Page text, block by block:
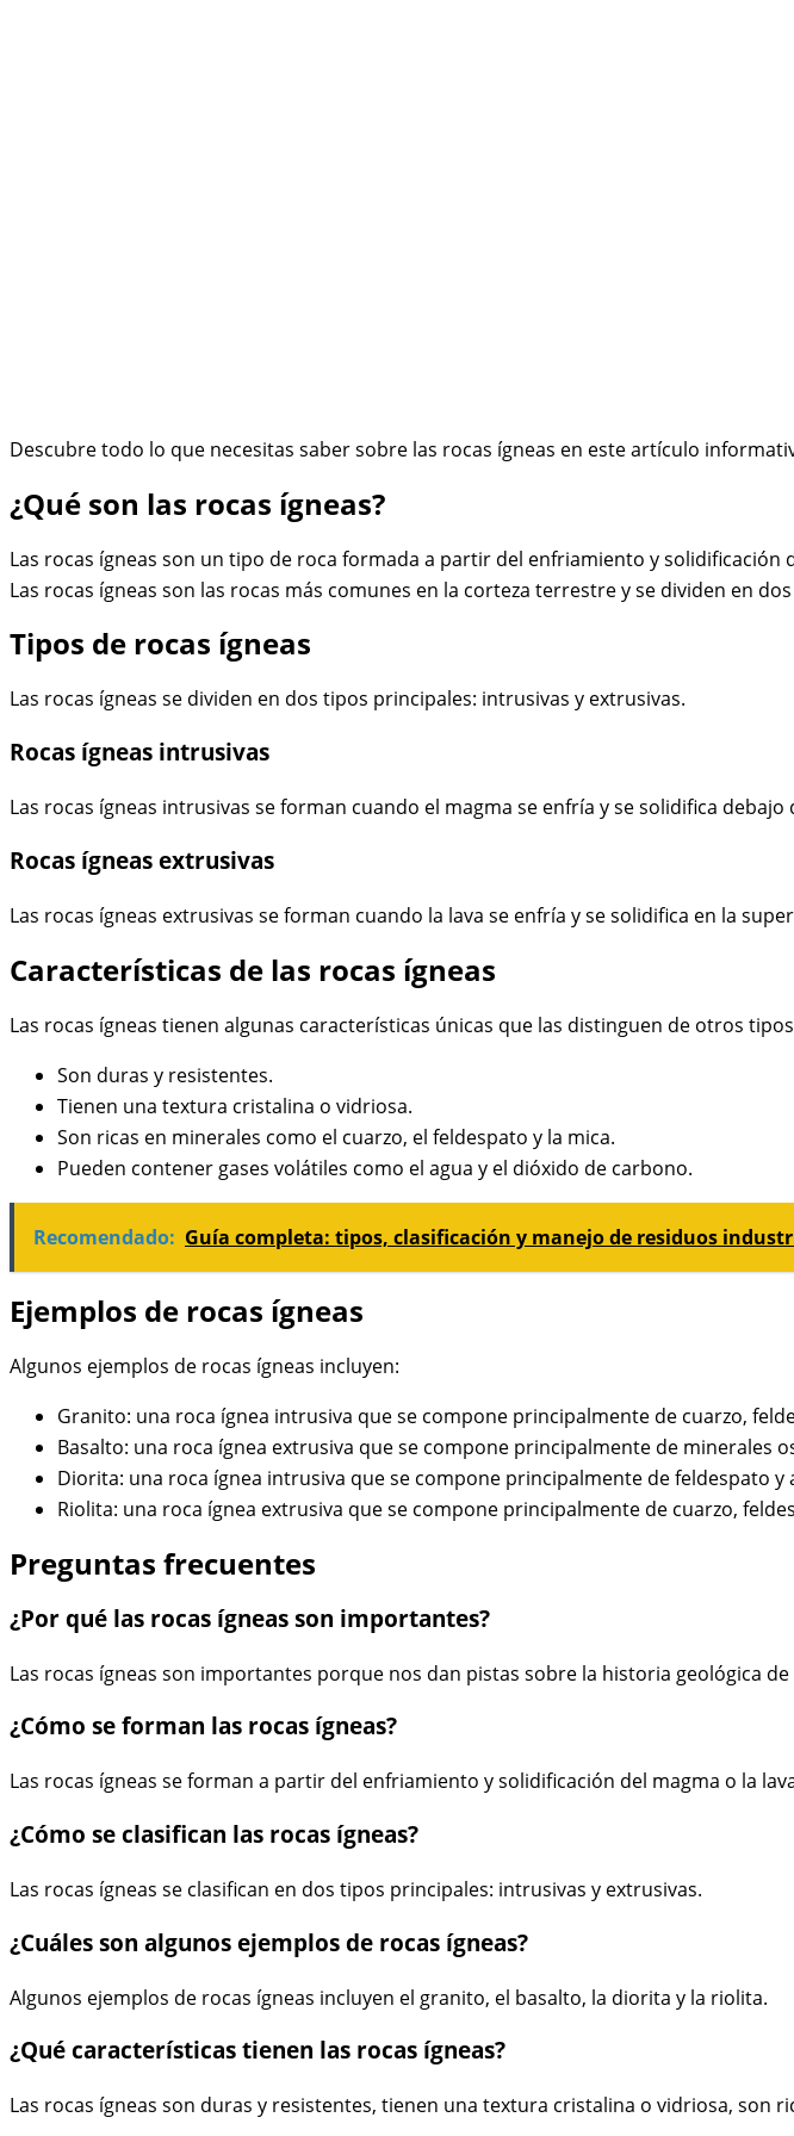
Descubre todo lo que necesitas saber sobre las rocas ígneas en este artículo
¿Qué son las rocas ígneas?
Las rocas ígneas son un tipo de roca formada a partir del enfriamiento y solidificación
Las rocas ígneas son las rocas más comunes en la corteza terrestre y se dividen en
Tipos de rocas ígneas
Las rocas ígneas se dividen en dos tipos principales: intrusivas y extrusivas.
Rocas ígneas intrusivas
Las rocas ígneas intrusivas se forman cuando el magma se enfría y se solidifica
Rocas ígneas extrusivas
Las rocas ígneas extrusivas se forman cuando la lava se enfría y se solidifica en la
Características de las rocas ígneas
Las rocas ígneas tienen algunas características únicas que las distinguen de otros
Son duras y resistentes.
Tienen una textura cristalina o vidriosa.
Son ricas en minerales como el cuarzo, el feldespato y la mica.
Pueden contener gases volátiles como el agua y el dióxido de carbono.
Recomendado: Guía completa: tipos, clasificación y manejo de residuos
Ejemplos de rocas ígneas
Algunos ejemplos de rocas ígneas incluyen:
Granito: una roca ígnea intrusiva que se compone principalmente de cuarzo,
Basalto: una roca ígnea extrusiva que se compone principalmente de minerales
Diorita: una roca ígnea intrusiva que se compone principalmente de feldespato y
Riolita: una roca ígnea extrusiva que se compone principalmente de cuarzo,
Preguntas frecuentes
¿Por qué las rocas ígneas son importantes?
Las rocas ígneas son importantes porque nos dan pistas sobre la historia geológica
¿Cómo se forman las rocas ígneas?
Las rocas ígneas se forman a partir del enfriamiento y solidificación del magma o la
¿Cómo se clasifican las rocas ígneas?
Las rocas ígneas se clasifican en dos tipos principales: intrusivas y extrusivas.
¿Cuáles son algunos ejemplos de rocas ígneas?
Algunos ejemplos de rocas ígneas incluyen el granito, el basalto, la diorita y la riolita.
¿Qué características tienen las rocas ígneas?
Las rocas ígneas son duras y resistentes, tienen una textura cristalina o vidriosa, son